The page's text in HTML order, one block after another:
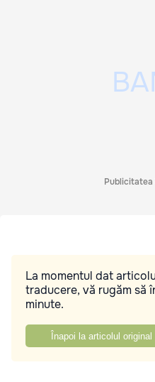
La momentul dat
traducere, vă rugăm să
minute.
Înapoi la articolul original